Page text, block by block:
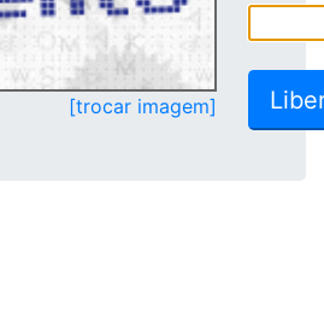
[trocar imagem]